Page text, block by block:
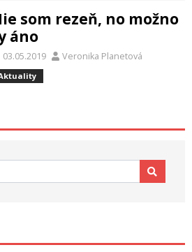
som rezeň, no možno
áno
03.05.2019 Veronika Planetová